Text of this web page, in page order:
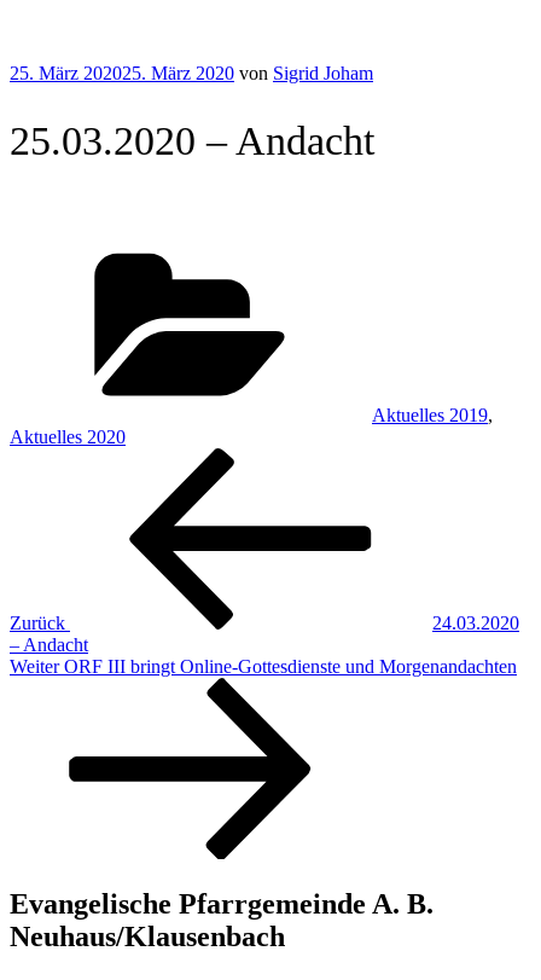
Veröffentlicht
25. März 202025. März 2020 von Sigrid Joham
25.03.2020 – Andacht
Aktuelles 2019,
Aktuelles 2020
Beitragsnavigation
Zurück
24.03.2020
– Andacht
Nächster
Weiter ORF III bringt Online-Gottesdienste und Morgenandachten
Evangelische Pfarrgemeinde A. B.
Neuhaus/Klausenbach